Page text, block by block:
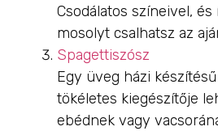
Csodálatos színeivel,
mosolyt csalhatsz az
Spagettiszósz
Egy üveg házi
tökéletes kiegészítője
ebédnek vagy